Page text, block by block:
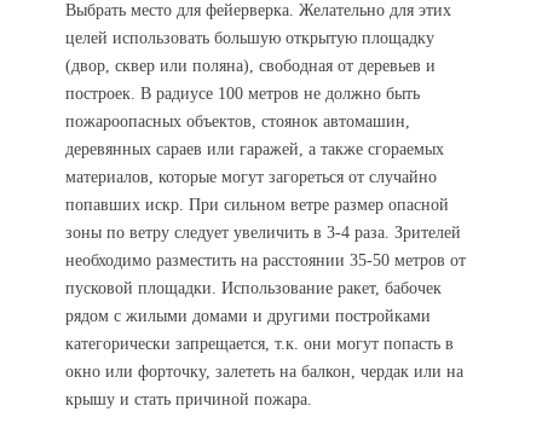
Выбрать место для фейерверка. Желательно для этих
целей использовать большую открытую площадку
(двор, сквер или поляна), свободная от деревьев и
построек. В радиусе 100 метров не должно быть
пожароопасных объектов, стоянок автомашин,
деревянных сараев или гаражей, а также сгораемых
материалов, которые могут загореться от случайно
попавших искр. При сильном ветре размер опасной
зоны по ветру следует увеличить в 3-4 раза. Зрителей
необходимо разместить на расстоянии 35-50 метров от
пусковой площадки. Использование ракет, бабочек
рядом с жилыми домами и другими постройками
категорически запрещается, т.к. они могут попасть в
окно или форточку, залететь на балкон, чердак или на
крышу и стать причиной пожара.